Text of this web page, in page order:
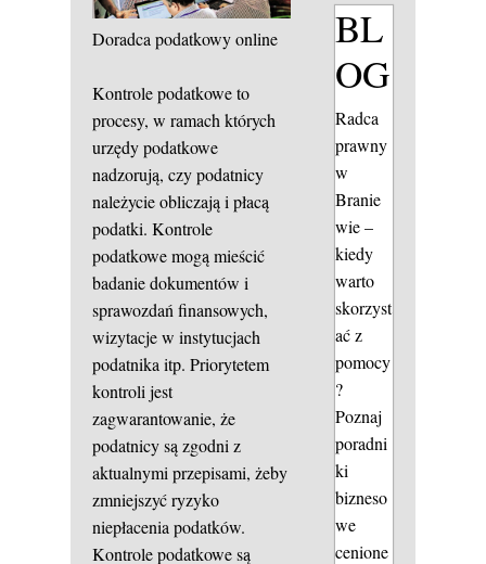
Doradca podatkowy online
Kontrole podatkowe to
procesy, w ramach których
urzędy podatkowe
nadzorują, czy podatnicy
należycie obliczają i płacą
podatki. Kontrole
podatkowe mogą mieścić
badanie dokumentów i
sprawozdań finansowych,
wizytacje w instytucjach
podatnika itp. Priorytetem
kontroli jest
zagwarantowanie, że
podatnicy są zgodni z
aktualnymi przepisami, żeby
zmniejszyć ryzyko
niepłacenia podatków.
Kontrole podatkowe są
BL
OG
Radca
prawny
w
Branie
wie –
kiedy
warto
skorzyst
ać z
pomocy
?
Poznaj
poradni
ki
bizneso
we
cenione